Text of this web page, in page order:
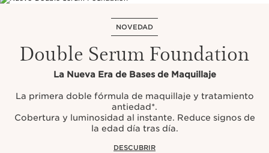
NOVEDAD
Double Serum Foundation
La Nueva Era de Bases de Maquillaje
La primera doble fórmula de maquillaje y tratamiento
antiedad*.
Cobertura y luminosidad al instante. Reduce signos de
la edad día tras día.
DESCUBRIR